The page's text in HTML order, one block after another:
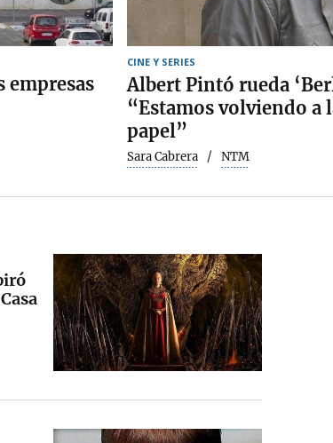
empresas
CINE Y SERIES
Albert Pintó rueda
“Estamos volviendo a
papel”
Sara Cabrera NTM